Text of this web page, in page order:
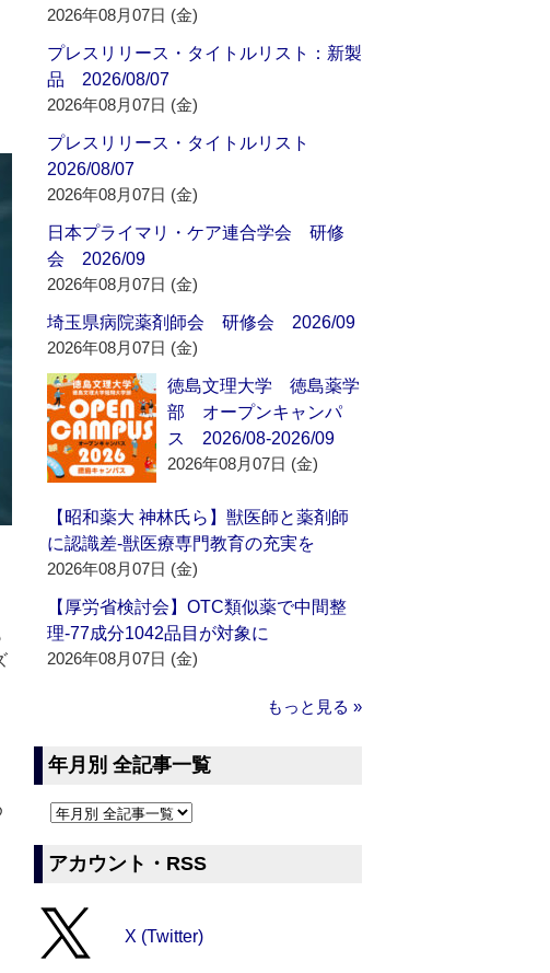
2026年08月07日 (金)
プレスリリース・タイトルリスト：新製
品 2026/08/07
2026年08月07日 (金)
プレスリリース・タイトルリスト
2026/08/07
2026年08月07日 (金)
日本プライマリ・ケア連合学会 研修
会 2026/09
2026年08月07日 (金)
埼玉県病院薬剤師会 研修会 2026/09
2026年08月07日 (金)
徳島文理大学 徳島薬学
部 オープンキャンパ
ス 2026/08-2026/09
2026年08月07日 (金)
【昭和薬大 神林氏ら】獣医師と薬剤師
に認識差‐獣医療専門教育の充実を
2026年08月07日 (金)
【厚労省検討会】OTC類似薬で中間整
理‐77成分1042品目が対象に
2026年08月07日 (金)
もっと見る »
年月別 全記事一覧
アカウント・RSS
X (Twitter)